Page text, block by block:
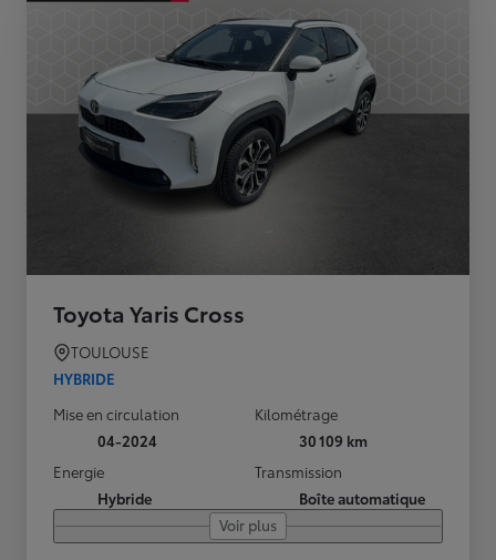
Toyota Yaris Cross
TOULOUSE
HYBRIDE
Mise en circulation
04-2024
Kilométrage
30 109 km
Energie
Hybride
Transmission
Boîte automatique
Voir plus